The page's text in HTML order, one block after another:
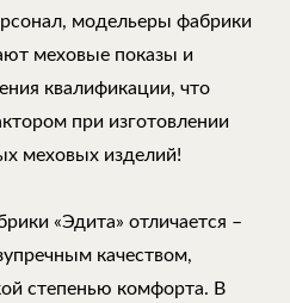
модельеры фабрики
меховые показы и
квалификации, что
при изготовлении
меховых изделий!
«Эдита» отличается –
качеством,
степенью комфорта. В